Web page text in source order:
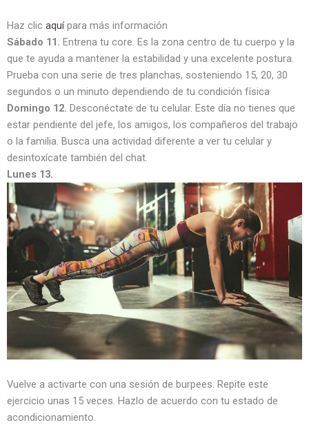
Haz clic aquípara más información
Sábado 11. Entrena tu core. Es la zona centro de tu cuerpo y la
que te ayuda a mantener la estabilidad y una excelente postura.
Prueba con una serie de tres planchas, sosteniendo 15, 20, 30
segundos o un minuto dependiendo de tu condición física
Domingo 12. Desconéctate de tu celular. Este día no tienes que
estar pendiente del jefe, los amigos, los compañeros del trabajo
o la familia. Busca una actividad diferente a ver tu celular y
desintoxícate también del chat.
Lunes 13.
Vuelve a activarte con una sesión de burpees. Repite este
ejercicio unas 15 veces. Hazlo de acuerdo con tu estado de
acondicionamiento.